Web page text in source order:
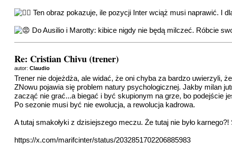
Ten obraz pokazuje, ile pozycji Inter wciąż musi naprawić. I
Do Ausilio i Marotty: kibice nigdy nie będą milczeć. Róbcie
Re: Cristian Chivu (trener)
autor:Claudio
Trener nie dojeżdża, ale widać, że oni chyba za bardzo uwierzyli,
ZNowu pojawia się problem natury psychologicznej. Jakby milan
zacząć nie grać...a biegać i być skupionym na grze, bo podejście
Po sezonie musi być nie ewolucja, a rewolucja kadrowa.
A tutaj smakołyki z dzisiejszego meczu. Że tutaj nie było
https://x.com/marifcinter/status/2032851702206885983